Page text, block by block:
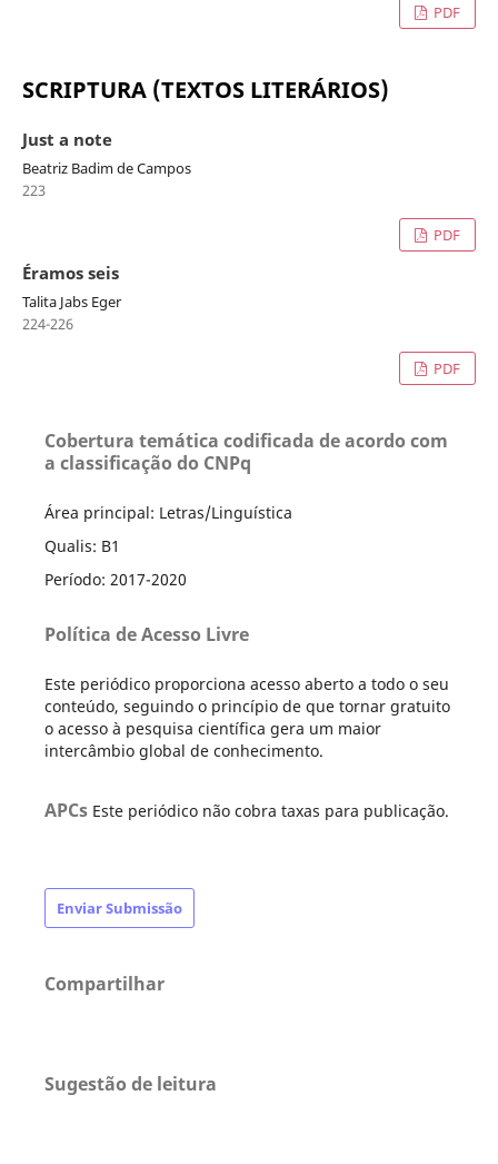
PDF
SCRIPTURA (TEXTOS LITERÁRIOS)
Just a note
Beatriz Badim de Campos
223
PDF
Éramos seis
Talita Jabs Eger
224-226
PDF
Cobertura temática codificada de acordo com
a classificação do CNPq
Área principal: Letras/Linguística
Qualis: B1
Período: 2017-2020
Política de Acesso Livre
Este periódico proporciona acesso aberto a todo o seu
conteúdo, seguindo o princípio de que tornar gratuito
o acesso à pesquisa científica gera um maior
intercâmbio global de conhecimento.
APCs Este periódico não cobra taxas para publicação.
Enviar Submissão
Compartilhar
Sugestão de leitura